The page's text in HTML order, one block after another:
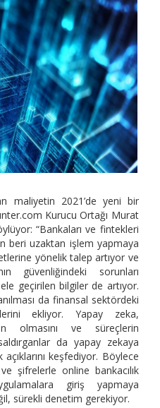
maliyetin 2021’de yeni bir
Kurucu Ortağı Murat
“Bankaları ve fintekleri
beri uzaktan işlem yapmaya
yönelik talep artıyor ve
güvenliğindeki sorunları
geçirilen bilgiler de artıyor.
da finansal sektördeki
ekliyor. Yapay zeka,
olmasını ve süreçlerin
da yapay zekaya
keşfediyor. Böylece
şifrelerle online bankacılık
giriş yapmaya
sürekli denetim gerekiyor.